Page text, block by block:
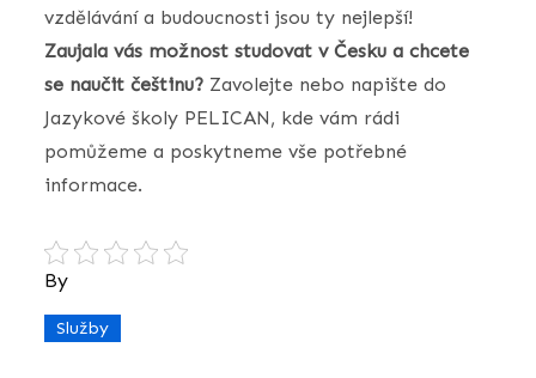
vzdělávání a budoucnosti jsou ty nejlepší!
Zaujala vás možnost studovat v Česku a chcete
se naučit češtinu? Zavolejte nebo napište do
Jazykové školy PELICAN, kde vám rádi
pomůžeme a poskytneme vše potřebné
informace.
By
Služby